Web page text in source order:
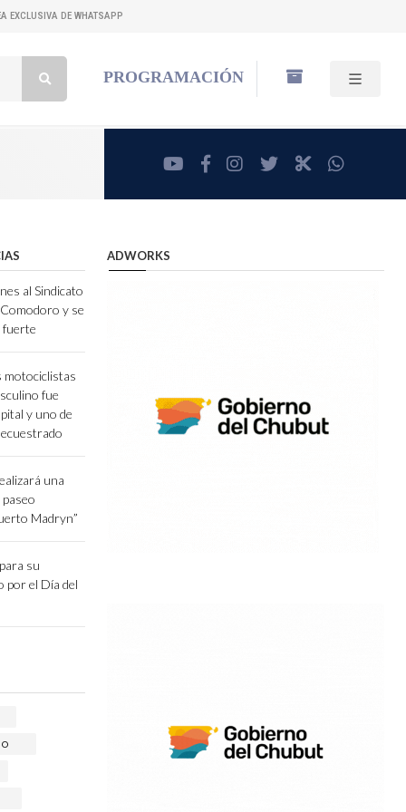
EXCLUSIVA DE WHATSAPP
PROGRAMACIÓN
youtubefacebookinstagram
twitterRadioCut
al Sindicato
y se
fuerte
fue
y uno de
una
Madryn”
su
por el Día del
ADWORKS